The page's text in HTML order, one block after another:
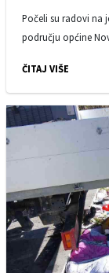
Počeli su radovi na
području općine
ČITAJ VIŠE